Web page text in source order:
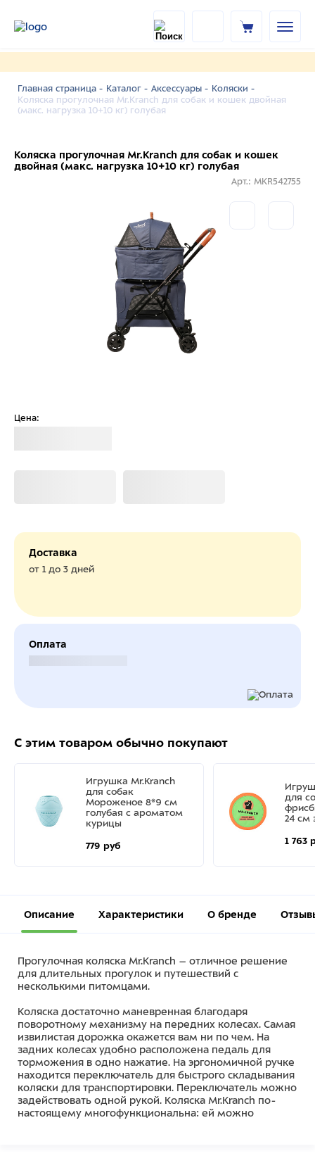
Главная страница - Каталог - Аксессуары - Коляски -
Коляска прогулочная Mr.Kranch для собак и кошек двойная
(макс. нагрузка 10+10 кг) голубая
Коляска прогулочная Mr.Kranch для собак и кошек
двойная (макс. нагрузка 10+10 кг) голубая
Арт.: MKR542755
Цена:
Доставка
от 1 до 3 дней
Оплата
С этим товаром обычно покупают
Игрушка Mr.Kranch
для собак
Мороженое 8*9 см
голубая с ароматом
курицы
779 руб
для
24 см
1 763
Описание Характеристики О бренде
Прогулочная коляска Mr.Kranch – отличное решение
для длительных прогулок и путешествий с
несколькими питомцами.
Коляска достаточно маневренная благодаря
поворотному механизму на передних колесах. Самая
извилистая дорожка окажется вам ни по чем. На
задних колесах удобно расположена педаль для
торможения в одно нажатие. На эргономичной ручке
находится переключатель для быстрого складывания
коляски для транспортировки. Переключатель можно
задействовать одной рукой. Коляска Mr.Kranch по-
настоящему многофункциональна: ей можно